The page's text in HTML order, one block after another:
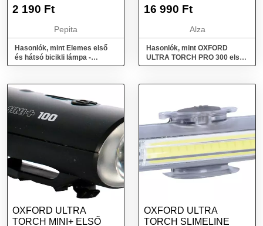
EOT016
2 190 Ft
Pepita
Hasonlók, mint Elemes első
és hátsó bicikli lámpa -
Esperanza Acrux EOT016
(FÉNYÁRAM 300 LM)
16 990 Ft
Alza
Hasonlók, mint OXFORD
ULTRA TORCH PRO 300 első
kerékpárlámpa, (fényáram
OXFORD ULTRA
TORCH MINI+ ELSŐ
OXFORD ULTRA
TORCH SLIMELINE